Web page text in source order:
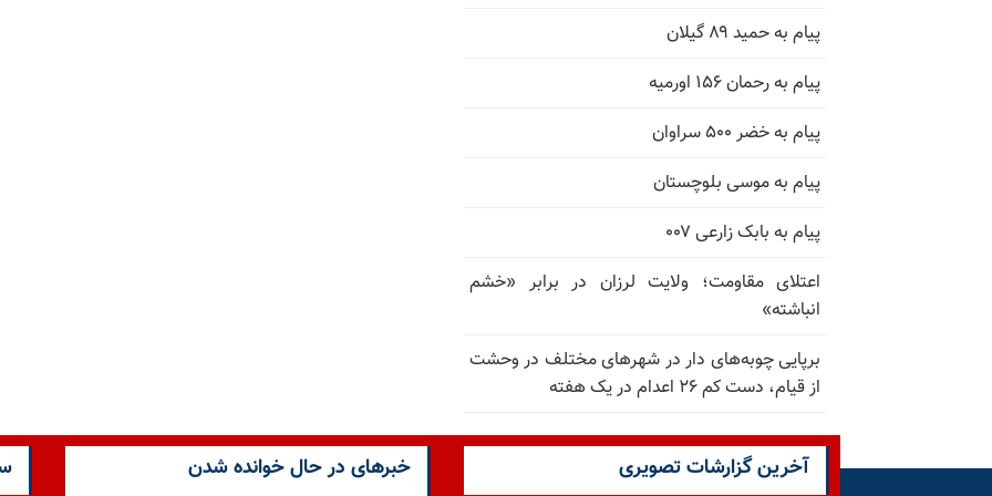
پیام به حمید ۸۹ گیلان
پیام به رحمان ۱۵۶ اورمیه
پیام به خضر ۵۰۰ سراوان
پیام به موسی بلوچستان
پیام به بابک زارعی ۰۰۷
اعتلای مقاومت؛ ولایت لرزان در برابر «خشم
انباشته»
برپایی چوبه‌های دار در شهرهای مختلف در وحشت
از قیام، دست کم ۲۶ اعدام در یک هفته
خبرهای در حال خوانده شدن آخرین گزارشات تصویری